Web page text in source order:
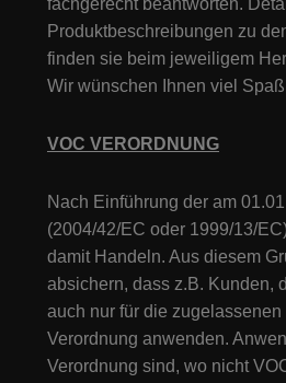
fachgerecht beantworten.
Produktbeschreibungen zu
finden sie beim jeweiligem
Wir wünschen Ihnen viel
VOC VERORDNUNG
Nach Einführung der am
(2004/42/EC oder 1999/13/
damit Handeln. Aus diesem
absichern, dass z.B. Kunden,
auch nur für die
Verordnung anwenden.
Verordnung sind, wo nicht